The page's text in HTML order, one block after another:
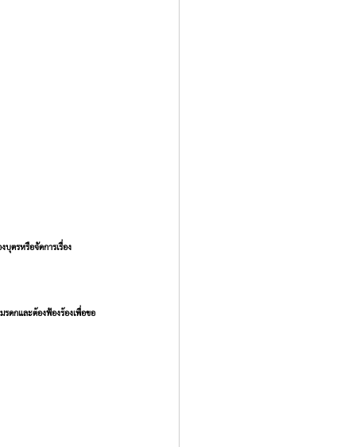
ตรหรือจัดการเรื่อง
ดกและต้องฟ้องร้องเพื่อขอ